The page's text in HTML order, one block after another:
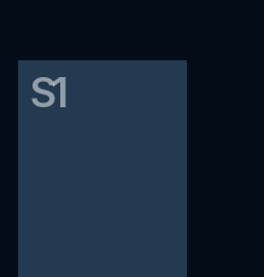
S1